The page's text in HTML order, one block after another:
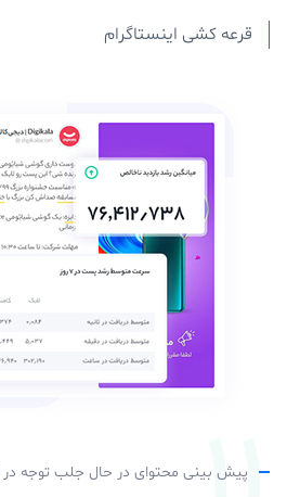
قرعه‌ کشی اینستاگرام
پیش بینی محتوای در حال جلب توجه در